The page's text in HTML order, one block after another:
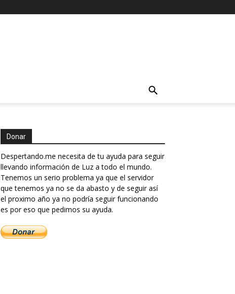
Donar
Despertando.me necesita de tu ayuda para seguir
llevando información de Luz a todo el mundo.
Tenemos un serio problema ya que el servidor
que tenemos ya no se da abasto y de seguir así
el proximo año ya no podría seguir funcionando
es por eso que pedimos su ayuda.